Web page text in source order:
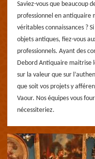
Saviez-vous que beaucoup
professionnel en antiquaire
véritables connaissances ?
objets antiques, fiez-vous
professionnels. Ayant des
Debord Antiquaire maitrise
sur la valeur que sur
que soit vos projets y
Vaour. Nos équipes vous
nécessiteriez.